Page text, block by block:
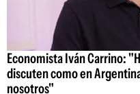
Economista Iván Carrino:
discuten como en
nosotros"